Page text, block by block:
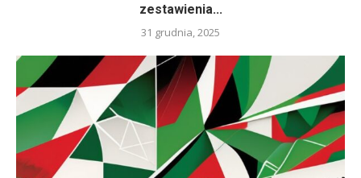
zestawienia...
31 grudnia, 2025